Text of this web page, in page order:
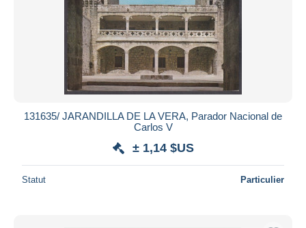
131635/ JARANDILLA DE LA VERA, Parador Nacional de
Carlos V
± 1,14 $US
Statut Particulier